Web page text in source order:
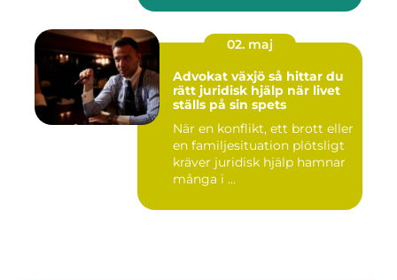
02. maj
Advokat växjö så hittar du
rätt juridisk hjälp när livet
ställs på sin spets
När en konflikt, ett brott eller
en familjesituation plötsligt
kräver juridisk hjälp hamnar
många i ...